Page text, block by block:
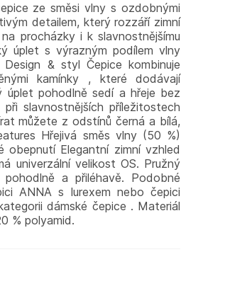
ze směsi vlny s ozdobnými
detailem, který rozzáří zimní
procházky i k slavnostnějšímu
úplet s výrazným podílem vlny
& styl Čepice kombinuje
kamínky , které dodávají
úplet pohodlně sedí a hřeje bez
slavnostnějších příležitostech
můžete z odstínů černá a bílá,
Hřejivá směs vlny (50 %)
obepnutí Elegantní zimní vzhled
univerzální velikost OS. Pružný
a přiléhavě. Podobné
ANNA s lurexem nebo čepici
dámské čepice . Materiál
% polyamid.